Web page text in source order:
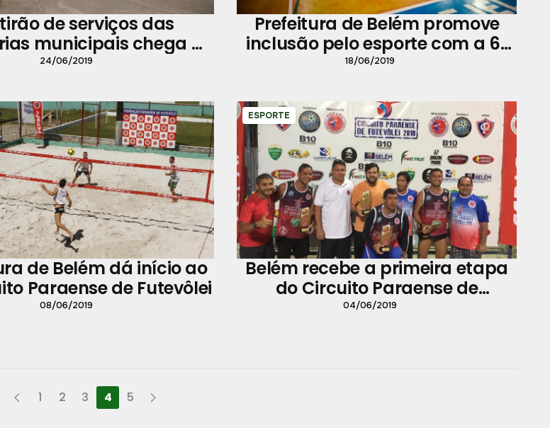
de serviços das
municipais chega ao
da Cremação
24/06/2019
Prefeitura de Belém promove
inclusão pelo esporte com a 6ª
Copa de Futsal para Surdos
18/06/2019
de Belém dá início ao
Paraense de Futevôlei
08/06/2019
ESPORTE
Belém recebe a primeira etapa
do Circuito Paraense de
Futevôlei
04/06/2019
1 2 3 4 5